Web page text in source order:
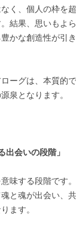
く、個人の枠を
結果、思いもよ
かな創造性が引
ーグは、本質的
泉となります。
出会いの段階」
味する段階です
と魂が出会い、
ます。